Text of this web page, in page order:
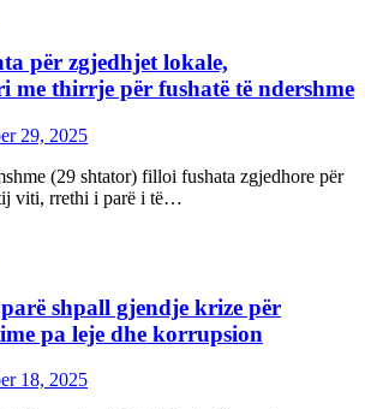
për zgjedhjet lokale,
me thirrje për fushatë të ndershme
29, 2025
(29 shtator) filloi fushata zgjedhore për
viti, rrethi i parë i të…
shpall gjendje krize për
pa leje dhe korrupsion
18, 2025